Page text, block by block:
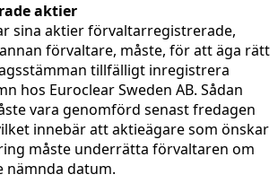
aktier
sina aktier förvaltarregistrerade,
förvaltare, måste, för att äga rätt
tillfälligt inregistrera
hos Euroclear Sweden AB. Sådan
vara genomförd senast fredagen
innebär att aktieägare som önskar
måste underrätta förvaltaren om
nämnda datum.